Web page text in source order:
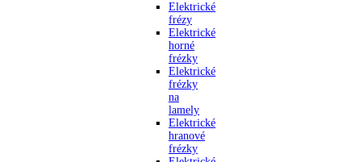
Elektrické
frézy
Elektrické
horné
frézky
Elektrické
frézky
na
lamely
Elektrické
hranové
frézky